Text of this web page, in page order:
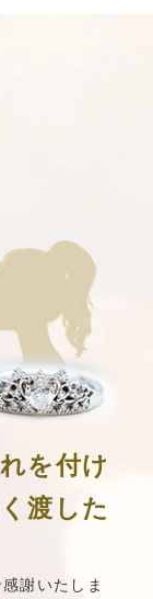
を付け
渡した
謝いたしま